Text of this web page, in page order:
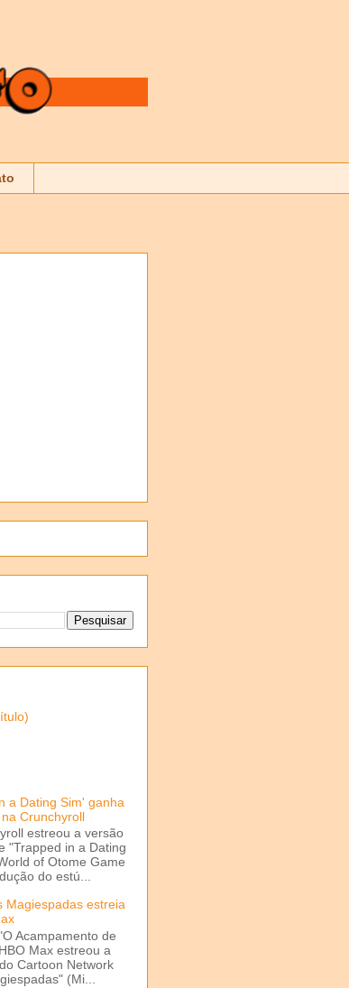
a Dating Sim' ganha
Crunchyroll
estreou a versão
"Trapped in a Dating
of Otome Game
do estú...
Magiespadas estreia
Acampamento de
Max estreou a
Cartoon Network
(Mi...